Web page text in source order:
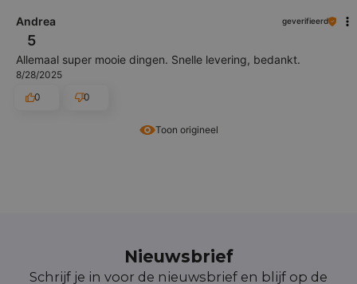
Toon origineel
Andrea geverifieerd
5
Allemaal super mooie dingen. Snelle levering, bedankt.
8/28/2025
0
0
Nieuwsbrief
Schrijf je in voor de nieuwsbrief en blijf op de